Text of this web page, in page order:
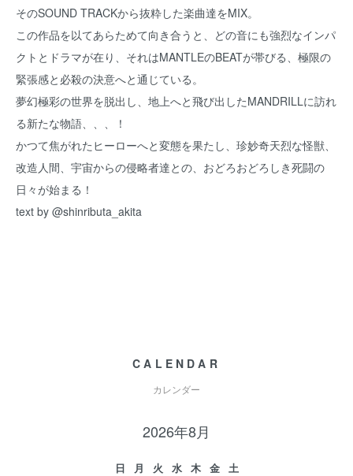
そのSOUND TRACKから抜粋した楽曲達をMIX。
この作品を以てあらためて向き合うと、どの音にも強烈なインパ
クトとドラマが在り、それはMANTLEのBEATが帯びる、極限の
緊張感と必殺の決意へと通じている。
夢幻極彩の世界を脱出し、地上へと飛び出したMANDRILLに訪れ
る新たな物語、、、！
かつて焦がれたヒーローへと変態を果たし、珍妙奇天烈な怪獣、
改造人間、宇宙からの侵略者達との、おどろおどろしき死闘の
日々が始まる！
text by @shinributa_akita
CALENDAR
カレンダー
2026年8月
日 月 火 水 木 金
土